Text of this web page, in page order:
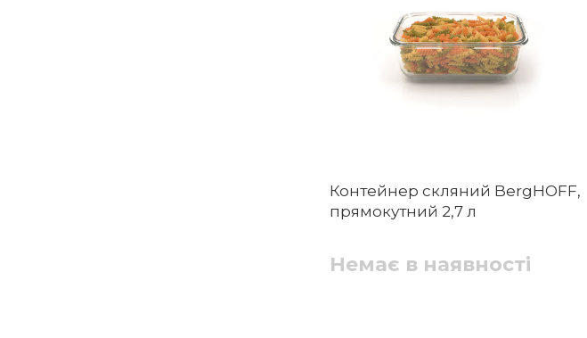
Контейнер скляний BergHOFF,
прямокутний 2,7 л
Немає в наявності